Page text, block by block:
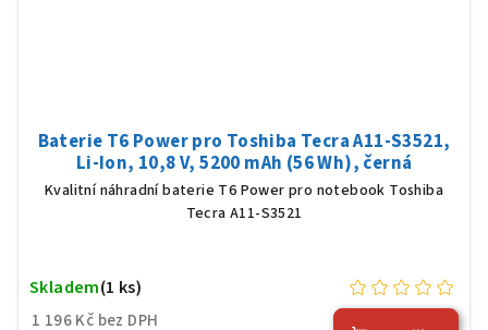
Baterie T6 Power pro Toshiba Tecra A11-S3521,
Li-Ion, 10,8 V, 5200 mAh (56 Wh), černá
Kvalitní náhradní baterie T6 Power pro notebook Toshiba
Tecra A11-S3521
1 196 Kč bez DPH
Skladem(1 ks)